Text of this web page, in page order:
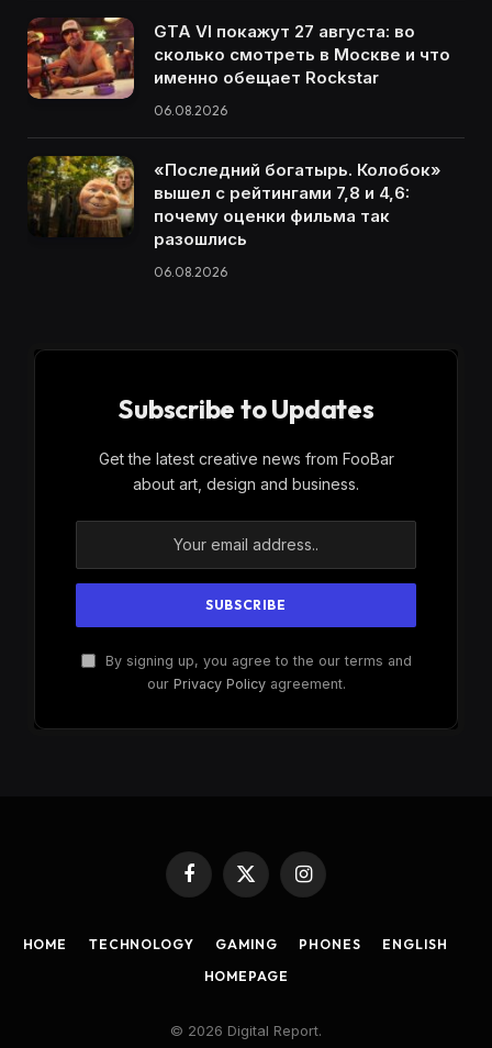
GTA VI покажут 27 августа: во
сколько смотреть в Москве и что
именно обещает Rockstar
06.08.2026
«Последний богатырь. Колобок»
вышел с рейтингами 7,8 и 4,6:
почему оценки фильма так
разошлись
06.08.2026
Subscribe to Updates
Get the latest creative news from FooBar
about art, design and business.
By signing up, you agree to the our terms and
our Privacy Policyagreement.
Facebook
X
(Twitter)
Instagram
HOME TECHNOLOGY GAMING PHONES
ENGLISH
HOMEPAGE
© 2026 Digital Report.